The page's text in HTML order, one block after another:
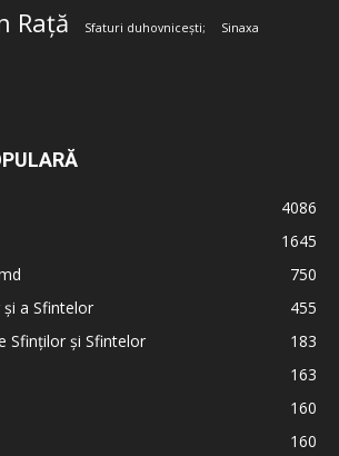
Rață Sfaturi duhovnicești; Sinaxa
4086
1645
750
a Sfintelor
455
Sfinților și Sfintelor
183
163
160
160